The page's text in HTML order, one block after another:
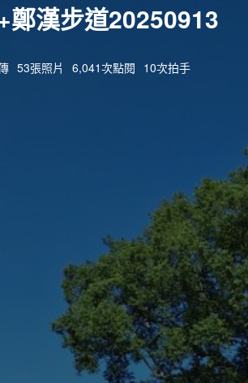
鄭漢步道20250913
53張照片 6,041次點閱 10次拍手